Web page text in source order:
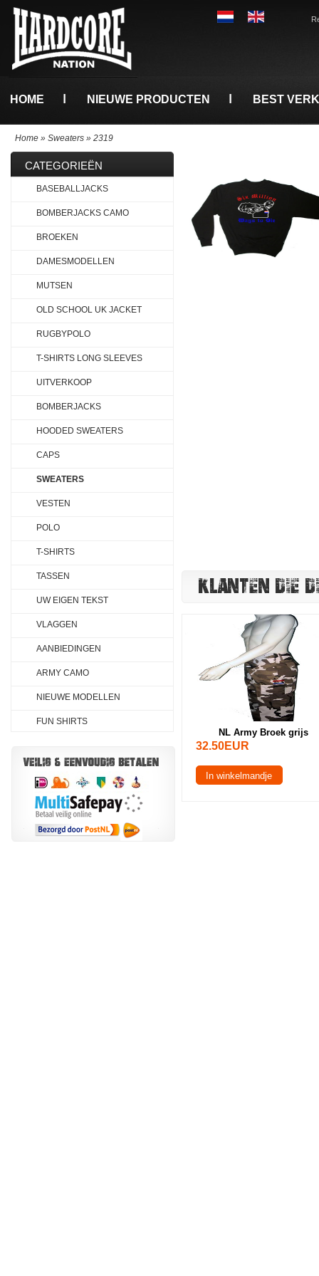
HOME NIEUWE PRODUCTEN BEST
Home » Sweaters » 2319
KLANTEN DIE
NL Army Broek grijs
32.50EUR
In winkelmandje
CATEGORIEËN
BASEBALLJACKS
BOMBERJACKS CAMO
BROEKEN
DAMESMODELLEN
MUTSEN
OLD SCHOOL UK JACKET
RUGBYPOLO
T-SHIRTS LONG SLEEVES
UITVERKOOP
BOMBERJACKS
HOODED SWEATERS
CAPS
SWEATERS
VESTEN
POLO
T-SHIRTS
TASSEN
UW EIGEN TEKST
VLAGGEN
AANBIEDINGEN
ARMY CAMO
NIEUWE MODELLEN
FUN SHIRTS